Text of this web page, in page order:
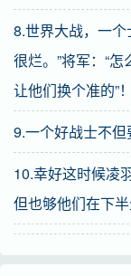
8.世界大战，一
很烂。”将军：“
让他们换个准的”！
9.一个好战士不但
10.幸好这时候凌
但也够他们在下